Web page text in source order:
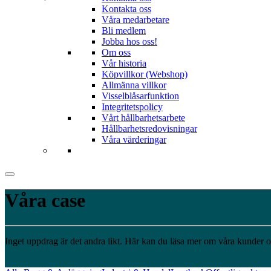
Kontakta oss
Våra medarbetare
Bli medlem
Jobba hos oss!
Om oss
Vår historia
Köpvillkor (Webshop)
Allmänna villkor
Visselblåsarfunktion
Integritetspolicy
Vårt hållbarhetsarbete
Hållbarhetsredovisningar
Våra värderingar
Våra case
Inget uppdrag är det andra likt. Här kan du läsa mer om våra